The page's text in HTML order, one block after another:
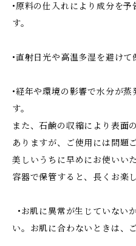
•原料の仕入れにより成分を
す。
•直射日光や高温多湿を避けて
•経年や環境の影響で水分が
す。
また、石鹸の収縮により表面
ありますが、ご使用には問題
美しいうちに早めにお使いい
容器で保管すると、長くお楽
•お肌に異常が生じていない
い。お肌に合わないときは、